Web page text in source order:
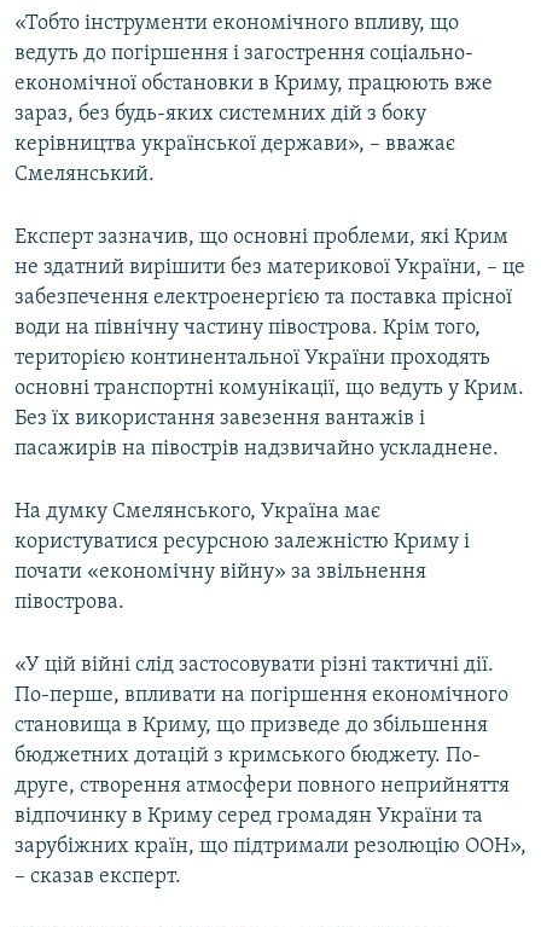
«Тобто інструменти економічного впливу, що
ведуть до погіршення і загострення соціально-
економічної обстановки в Криму, працюють вже
зараз, без будь-яких системних дій з боку
керівництва української держави», – вважає
Смелянський.
Експерт зазначив, що основні проблеми, які Крим
не здатний вирішити без материкової України, – це
забезпечення електроенергією та поставка прісної
води на північну частину півострова. Крім того,
територією континентальної України проходять
основні транспортні комунікації, що ведуть у Крим.
Без їх використання завезення вантажів і
пасажирів на півострів надзвичайно ускладнене.
На думку Смелянського, Україна має
користуватися ресурсною залежністю Криму і
почати «економічну війну» за звільнення
півострова.
«У цій війні слід застосовувати різні тактичні дії.
По-перше, впливати на погіршення економічного
становища в Криму, що призведе до збільшення
бюджетних дотацій з кримського бюджету. По-
друге, створення атмосфери повного неприйняття
відпочинку в Криму серед громадян України та
зарубіжних країн, що підтримали резолюцію ООН»,
– сказав експерт.